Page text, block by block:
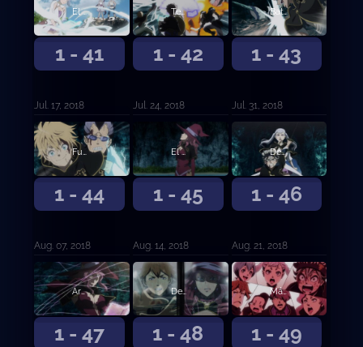
1 - 41
El crecimiento de la chica del agua
Jul. 17, 2018
1 - 42
Templo Submarino
Jul. 24, 2018
1 - 43
Battle Royale en el templo
Jul. 31, 2018
1 - 44
Fuego honesto y rayos salvajes
Aug. 07, 2018
1 - 45
El hombre que nunca se rinde
Aug. 14, 2018
1 - 46
Despertar
Aug. 21, 2018
1 - 47
Arma única
1 - 48
Desesperación contra esperanza
1 - 49
Más allá del límite